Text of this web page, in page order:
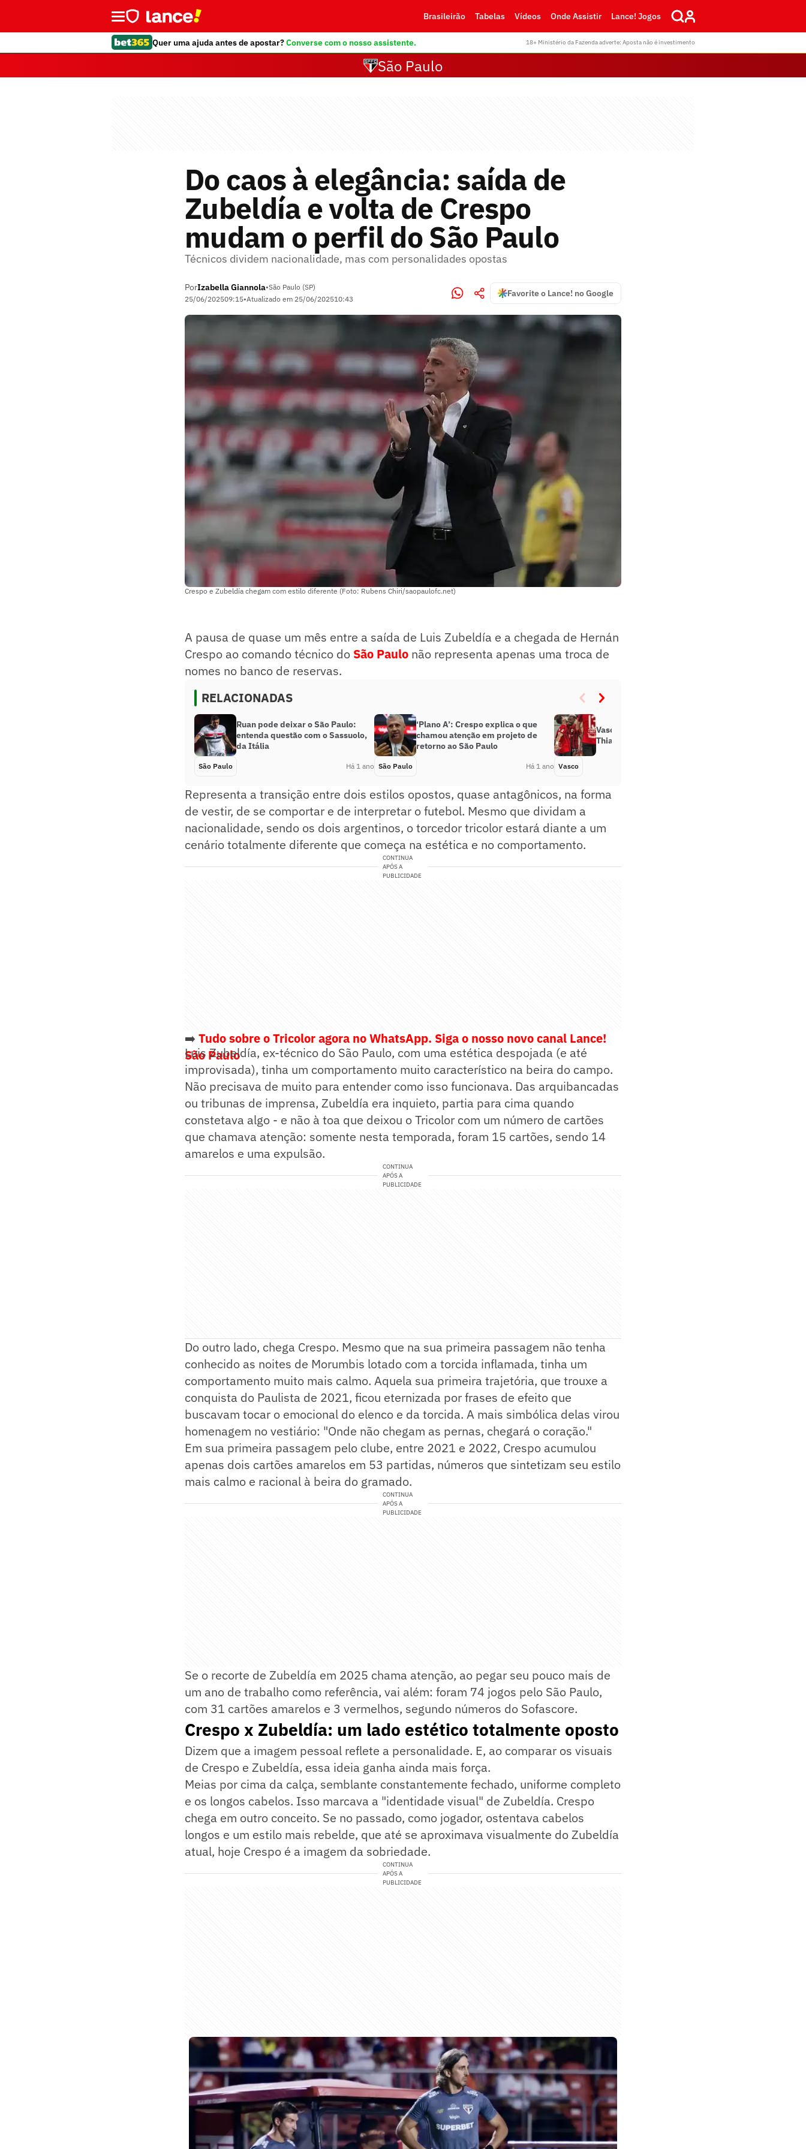
Brasileirão Tabelas Vídeos Onde Assistir Lance! Jogos
Quer uma ajuda antes de apostar?Converse com o nosso assistente. 18+ Ministério da Fazenda adverte: Aposta não é investimento
São Paulo
Do caos à elegância: saída de
Zubeldía e volta de Crespo
mudam o perfil do São Paulo
Técnicos dividem nacionalidade, mas com personalidades opostas
PorIzabella Giannola•São Paulo (SP)
25/06/202509:15•Atualizado em 25/06/202510:43
Favorite o Lance! no Google
Crespo e Zubeldía chegam com estilo diferente (Foto: Rubens Chiri/saopaulofc.net)
A pausa de quase um mês entre a saída de Luis Zubeldía e a chegada de Hernán
Crespo ao comando técnico do São Paulo não representa apenas uma troca de
nomes no banco de reservas.
RELACIONADAS
Ruan pode deixar o São Paulo:
entenda questão com o Sassuolo,
da Itália
São Paulo Há 1 ano
‘Plano A’: Crespo explica o que
chamou atenção em projeto de
retorno ao São Paulo
São Paulo Há 1 ano
Vasco demonstra interesse em
Thiago Mendes, ex-São Paulo
Vasco
Representa a transição entre dois estilos opostos, quase antagônicos, na forma
de vestir, de se comportar e de interpretar o futebol. Mesmo que dividam a
nacionalidade, sendo os dois argentinos, o torcedor tricolor estará diante a um
cenário totalmente diferente que começa na estética e no comportamento.
CONTINUA
APÓS A
PUBLICIDADE
➡️ Tudo sobre o Tricolor agora no WhatsApp. Siga o nosso novo canal Lance!
São Paulo
Luis Zubeldía, ex-técnico do São Paulo, com uma estética despojada (e até
improvisada), tinha um comportamento muito característico na beira do campo.
Não precisava de muito para entender como isso funcionava. Das arquibancadas
ou tribunas de imprensa, Zubeldía era inquieto, partia para cima quando
constetava algo - e não à toa que deixou o Tricolor com um número de cartões
que chamava atenção: somente nesta temporada, foram 15 cartões, sendo 14
amarelos e uma expulsão.
CONTINUA
APÓS A
PUBLICIDADE
Do outro lado, chega Crespo. Mesmo que na sua primeira passagem não tenha
conhecido as noites de Morumbis lotado com a torcida inflamada, tinha um
comportamento muito mais calmo. Aquela sua primeira trajetória, que trouxe a
conquista do Paulista de 2021, ficou eternizada por frases de efeito que
buscavam tocar o emocional do elenco e da torcida. A mais simbólica delas virou
homenagem no vestiário: "Onde não chegam as pernas, chegará o coração."
Em sua primeira passagem pelo clube, entre 2021 e 2022, Crespo acumulou
apenas dois cartões amarelos em 53 partidas, números que sintetizam seu estilo
mais calmo e racional à beira do gramado.
CONTINUA
APÓS A
PUBLICIDADE
Se o recorte de Zubeldía em 2025 chama atenção, ao pegar seu pouco mais de
um ano de trabalho como referência, vai além: foram 74 jogos pelo São Paulo,
com 31 cartões amarelos e 3 vermelhos, segundo números do Sofascore.
Crespo x Zubeldía: um lado estético totalmente oposto
Dizem que a imagem pessoal reflete a personalidade. E, ao comparar os visuais
de Crespo e Zubeldía, essa ideia ganha ainda mais força.
Meias por cima da calça, semblante constantemente fechado, uniforme completo
e os longos cabelos. Isso marcava a "identidade visual" de Zubeldía. Crespo
chega em outro conceito. Se no passado, como jogador, ostentava cabelos
longos e um estilo mais rebelde, que até se aproximava visualmente do Zubeldía
atual, hoje Crespo é a imagem da sobriedade.
CONTINUA
APÓS A
PUBLICIDADE